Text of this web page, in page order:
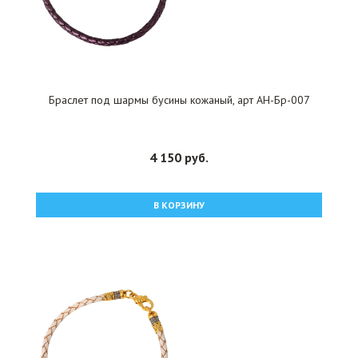
Браслет под шармы бусины кожаный, арт АН-Бр-007
4 150 руб.
В КОРЗИНУ